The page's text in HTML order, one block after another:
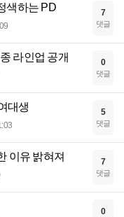
색하는 PD 7
댓글
라인업 공개 0
댓글
대생 5
댓글
이유 밝혀져 7
댓글
0